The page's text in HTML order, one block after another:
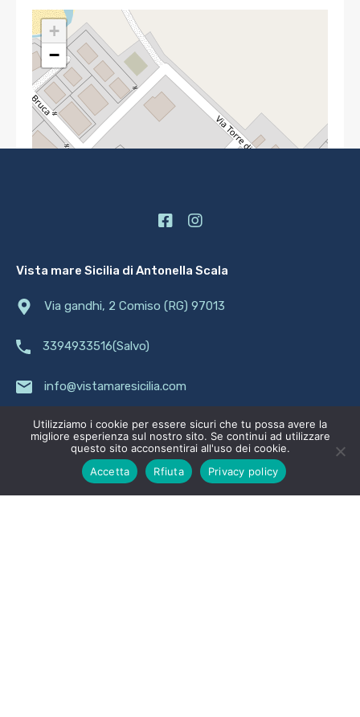
+
−
Leaflet| ©OpenStreetMapcontributors
Vista mare Sicilia di Antonella Scala
Via gandhi, 2 Comiso (RG) 97013
3394933516(Salvo)
info@vistamaresicilia.com
Menu
Chi siamo
Utilizziamo i cookie per essere sicuri che tu possa avere la
migliore esperienza sul nostro sito. Se continui ad utilizzare
questo sito acconsentirai all'uso dei cookie.
Accetta
Rfiuta Privacy policy